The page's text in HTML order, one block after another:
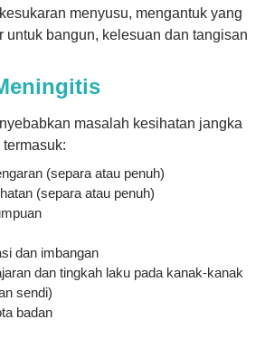
menyusu, mengantuk yang
untuk bangun, kelesuan dan tangisan
masalah kesihatan jangka
(separa atau penuh)
(separa atau penuh)
dan imbangan
dan tingkah laku pada kanak-kanak
sendi)
badan